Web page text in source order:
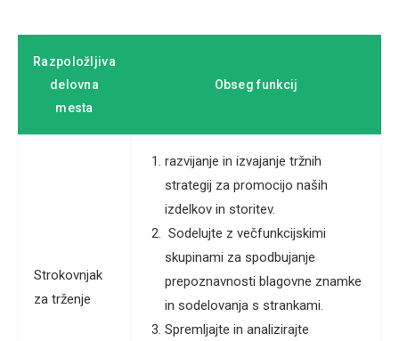
Razpoložljiva
delovna
mesta
Obseg funkcij
Strokovnjak
za trženje
razvijanje in izvajanje tržnih
strategij za promocijo naših
izdelkov in storitev.
Sodelujte z večfunkcijskimi
skupinami za spodbujanje
prepoznavnosti blagovne znamke
in sodelovanja s strankami.
Spremljajte in analizirajte